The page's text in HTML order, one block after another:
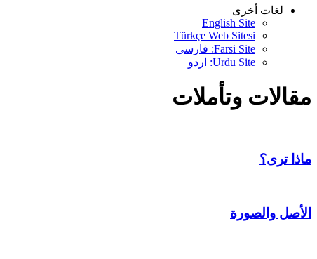
لغات أخرى
English Site
Türkçe Web Sitesi
Farsi Site: فارسی
Urdu Site: اردو
مقالات وتأملات
ماذا ترى؟
الأصل والصورة